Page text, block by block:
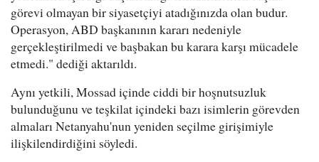
görevi olmayan bir siyasetçiyi atadığınızda olan budur.
Operasyon, ABD başkanının kararı nedeniyle
gerçekleştirilmedi ve başbakan bu karara karşı mücadele
etmedi." dediği aktarıldı.
Aynı yetkili, Mossad içinde ciddi bir hoşnutsuzluk
bulunduğunu ve teşkilat içindeki bazı isimlerin görevden
almaları Netanyahu'nun yeniden seçilme girişimiyle
ilişkilendirdiğini söyledi.